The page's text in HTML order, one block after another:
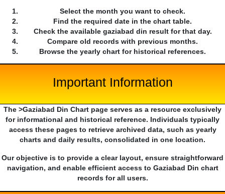
Select the month you want to check.
Find the required date in the chart table.
Check the available gaziabad din result for that day.
Compare old records with previous months.
Browse the yearly chart for historical references.
Important Information
The >Gaziabad Din Chart page serves as a resource exclusively
for informational and historical reference. Individuals typically
access these pages to retrieve archived data, such as yearly
charts and daily results, consolidated in one location.
Our objective is to provide a clear layout, ensure straightforward
navigation, and enable efficient access to Gaziabad Din chart
records for all users.